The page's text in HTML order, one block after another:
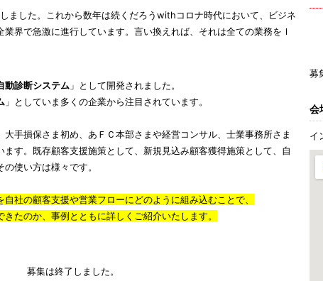
募
会
イ
ました。これから数年は続くだろうwithコロナ時代において、ビジネ
界で急激に進行しています。言い換えれば、それは全ての業務をＩ
動診断システム 」として開発されました。
」としていま多くの企業から注目されています。
大手損保さま初め、あＦＣ本部さまや経営コンサル、士業事務所さま
ます。既存顧客支援施策として、新規見込み顧客獲得施策として、自
使い方は様々です。
社の顧客支援や営業フローにどのように組み込むことで、
たのか、事例とともに詳しくご紹介いたします。
募集は終了しました。